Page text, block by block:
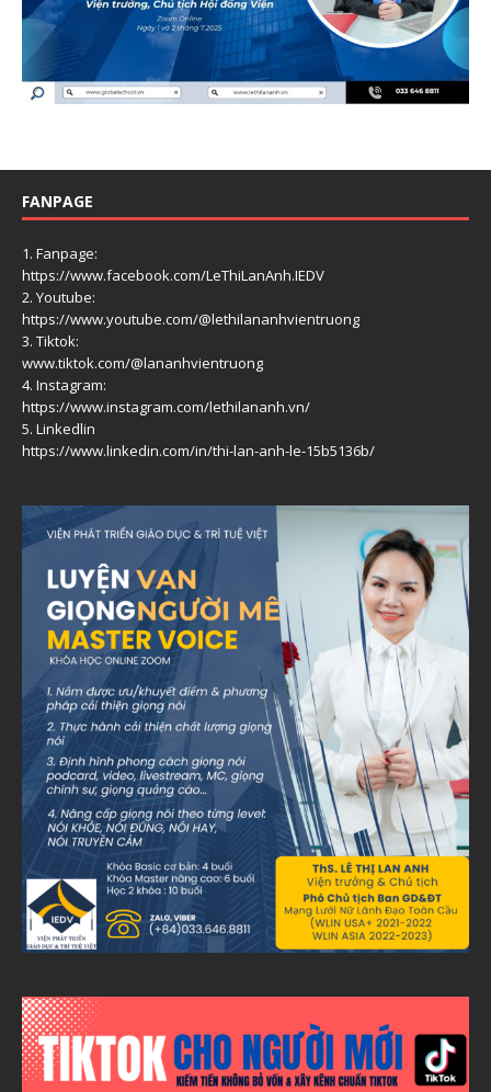
FANPAGE
1. Fanpage:
https://www.facebook.com/LeThiLanAnh.IEDV
2. Youtube:
https://www.youtube.com/@lethilananhvientruong
3. Tiktok:
www.tiktok.com/@lananhvientruong
4. Instagram:
https://www.instagram.com/lethilananh.vn/
5. Linkedlin
https://www.linkedin.com/in/thi-lan-anh-le-15b5136b/